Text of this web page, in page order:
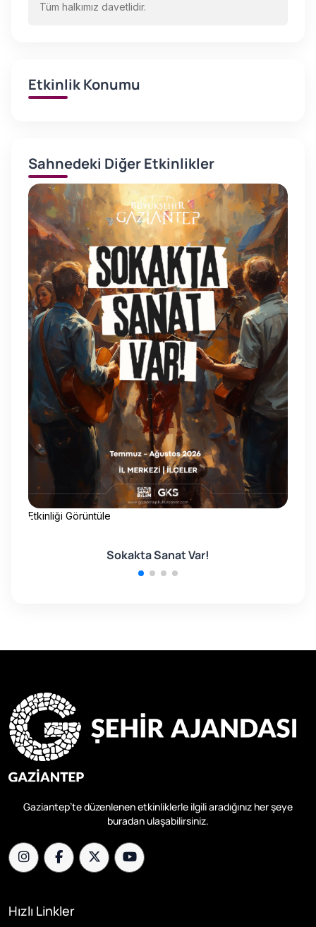
Tüm halkımız davetlidir.
Etkinlik Konumu
Sahnedeki Diğer Etkinlikler
Etkinliği Görüntüle
Sokakta Sanat Var!
Gaziantep’te düzenlenen etkinliklerle ilgili aradığınız her şeye
buradan ulaşabilirsiniz.
Hızlı Linkler